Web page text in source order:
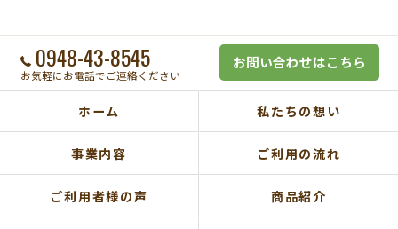
0948-43-8545
お気軽にお電話でご連絡ください
お問い合わせはこちら
ホーム 私たちの想い
事業内容 ご利用の流れ
ご利用者様の声 商品紹介